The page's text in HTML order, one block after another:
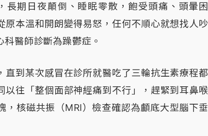
期日夜顛倒、睡眠零散，飽受頭痛、頭暈困
本溫和開朗變得易怒，任何不順心就想找人吵
醫師診斷為躁鬱症。
到某次感冒在診所就醫吃了三輪抗生素療程都
往「整個面部神經痛到不行」，趕緊到耳鼻喉
核磁共振（MRI）檢查確認為顱底大型腦下垂